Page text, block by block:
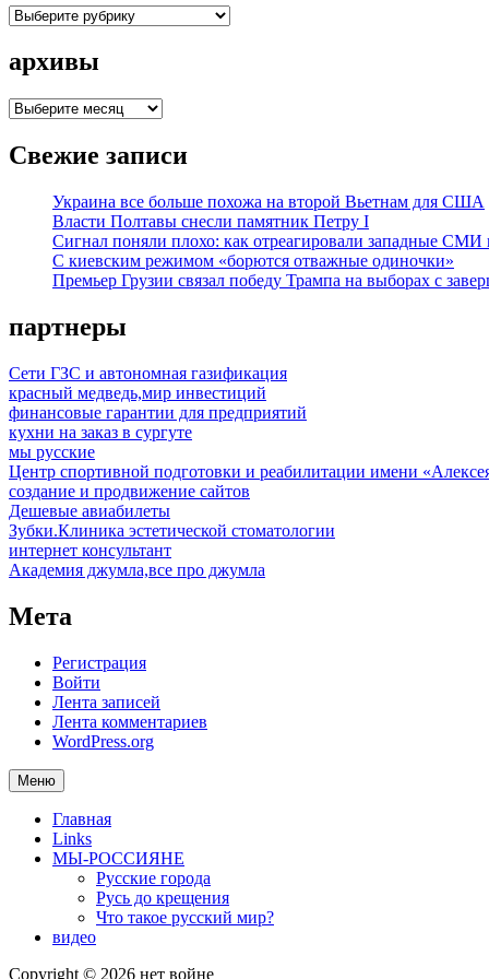
рубрики
архивы
архивы
Свежие записи
Украина все больше похожа на второй Вьетнам для США
Власти Полтавы снесли памятник Петру I
Сигнал поняли плохо: как отреагировали западные
С киевским режимом «борются отважные одиночки»
Премьер Грузии связал победу Трампа на выборах с
партнеры
Сети ГЗС и автономная газификация
красный медведь,мир инвестиций
финансовые гарантии для предприятий
кухни на заказ в сургуте
мы русские
Центр спортивной подготовки и реабилитации имени
создание и продвижение сайтов
Дешевые авиабилеты
Зубки.Клиника эстетической стоматологии
интернет консультант
Академия джумла,все про джумла
Мета
Регистрация
Войти
Лента записей
Лента комментариев
WordPress.org
Меню
Главная
Links
МЫ-РОССИЯНЕ
Русские города
Русь до крещения
Что такое русский мир?
видео
Copyright © 2026 нет войне